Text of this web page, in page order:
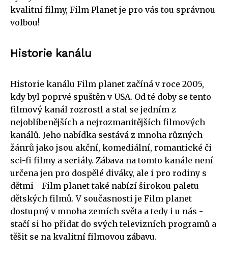
kvalitní filmy, Film Planet je pro vás tou správnou
volbou!
Historie kanálu
Historie kanálu Film planet začíná v roce 2005,
kdy byl poprvé spuštěn v USA. Od té doby se tento
filmový kanál rozrostl a stal se jedním z
nejoblíbenějších a nejrozmanitějších filmových
kanálů. Jeho nabídka sestává z mnoha různých
žánrů jako jsou akční, komediální, romantické či
sci-fi filmy a seriály. Zábava na tomto kanále není
určena jen pro dospělé diváky, ale i pro rodiny s
dětmi - Film planet také nabízí širokou paletu
dětských filmů. V současnosti je Film planet
dostupný v mnoha zemích světa a tedy i u nás -
stačí si ho přidat do svých televizních programů a
těšit se na kvalitní filmovou zábavu.